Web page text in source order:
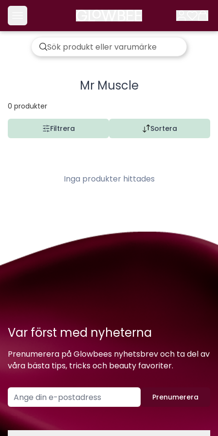
Mr Muscle
0 produkter
Filtrera Sortera
Inga produkter hittades
Var först med nyheterna
Prenumerera på Glowbees nyhetsbrev och ta del av
våra bästa tips, tricks och beauty favoriter.
Prenumerera